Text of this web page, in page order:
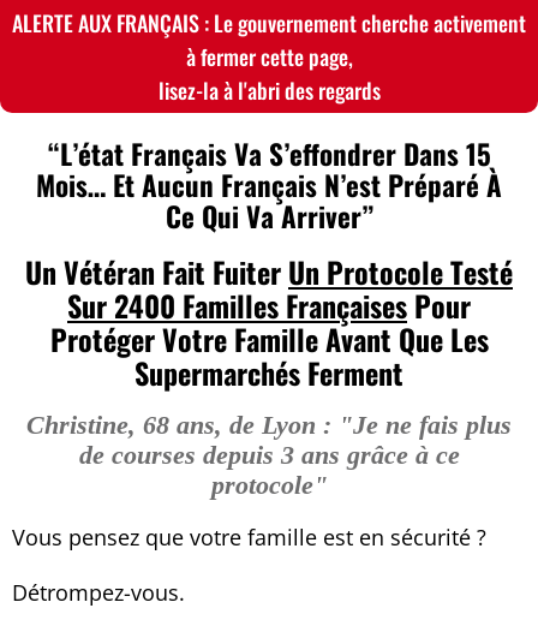
ALERTE AUX FRANÇAIS : Le gouvernement cherche activement
à fermer cette page,
lisez-la à l'abri des regards
“L’état Français Va S’effondrer Dans 15
Mois… Et Aucun Français N’est Préparé À
Ce Qui Va Arriver”
Un Vétéran Fait FuiterUn Protocole Testé
Sur2400 Familles FrançaisesPour
Protéger Votre Famille Avant Que Les
Supermarchés Ferment
Christine, 68 ans, de Lyon : "Je ne fais plus
de courses depuis 3 ans grâce à ce
protocole"
Vous pensez que votre famille est en sécurité ?
Détrompez-vous.